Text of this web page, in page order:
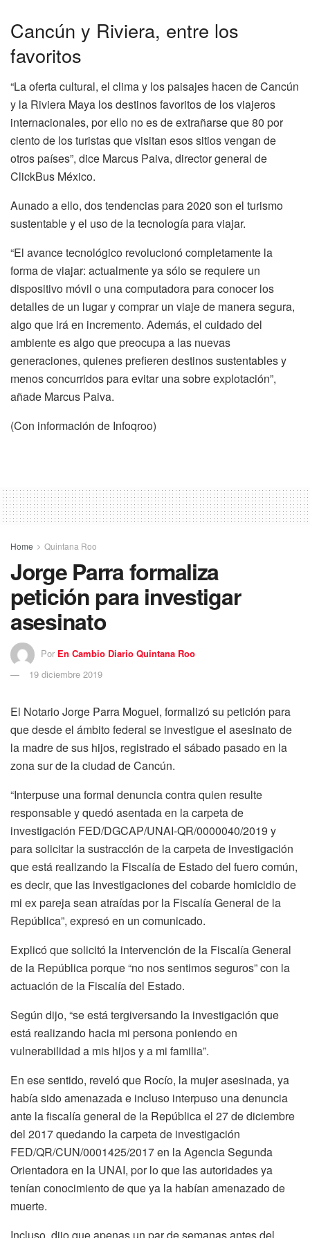
Cancún y Riviera, entre los
favoritos
“La oferta cultural, el clima y los paisajes hacen de Cancún
y la Riviera Maya los destinos favoritos de los viajeros
internacionales, por ello no es de extrañarse que 80 por
ciento de los turistas que visitan esos sitios vengan de
otros países”, dice Marcus Paiva, director general de
ClickBus México.
Aunado a ello, dos tendencias para 2020 son el turismo
sustentable y el uso de la tecnología para viajar.
“El avance tecnológico revolucionó completamente la
forma de viajar: actualmente ya sólo se requiere un
dispositivo móvil o una computadora para conocer los
detalles de un lugar y comprar un viaje de manera segura,
algo que irá en incremento. Además, el cuidado del
ambiente es algo que preocupa a las nuevas
generaciones, quienes prefieren destinos sustentables y
menos concurridos para evitar una sobre explotación”,
añade Marcus Paiva.
(Con información de Infoqroo)
Home Quintana Roo
Jorge Parra formaliza
petición para investigar
asesinato
Por En Cambio Diario Quintana Roo
19 diciembre 2019
El Notario Jorge Parra Moguel, formalizó su petición para
que desde el ámbito federal se investigue el asesinato de
la madre de sus hijos, registrado el sábado pasado en la
zona sur de la ciudad de Cancún.
“Interpuse una formal denuncia contra quien resulte
responsable y quedó asentada en la carpeta de
investigación FED/DGCAP/UNAI-QR/0000040/2019 y
para solicitar la sustracción de la carpeta de investigación
que está realizando la Fiscalía de Estado del fuero común,
es decir, que las investigaciones del cobarde homicidio de
mi ex pareja sean atraídas por la Fiscalía General de la
República”, expresó en un comunicado.
Explicó que solicitó la intervención de la Fiscalía General
de la República porque “no nos sentimos seguros” con la
actuación de la Fiscalía del Estado.
Según dijo, “se está tergiversando la investigación que
está realizando hacia mi persona poniendo en
vulnerabilidad a mis hijos y a mi familia”.
En ese sentido, reveló que Rocío, la mujer asesinada, ya
había sido amenazada e incluso interpuso una denuncia
ante la fiscalía general de la República el 27 de diciembre
del 2017 quedando la carpeta de investigación
FED/QR/CUN/0001425/2017 en la Agencia Segunda
Orientadora en la UNAI, por lo que las autoridades ya
tenían conocimiento de que ya la habían amenazado de
muerte.
Incluso, dijo que apenas un par de semanas antes del